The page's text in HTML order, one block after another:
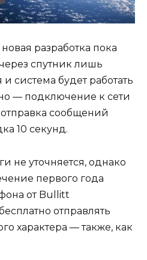
разработка пока
спутник лишь
система будет работать
— подключение к сети
сообщений
10 секунд.
не уточняется, однако
первого года
от Bullitt
отправлять
характера — также, как